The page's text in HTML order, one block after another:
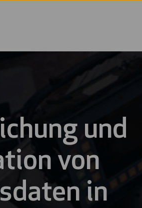
und
von
in